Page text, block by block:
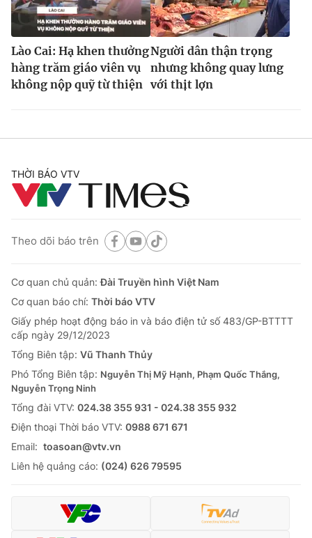
Lào Cai: Hạ khen thưởng
hàng trăm giáo viên vụ
không nộp quỹ từ thiện
Người dân thận trọng
nhưng không quay lưng
với thịt lợn
THỜI BÁO VTV
Theo dõi báo trên
Cơ quan chủ quản:Đài Truyền hình Việt Nam
Cơ quan báo chí: Thời báo VTV
Giấy phép hoạt động báo in và báo điện tử số 483/GP-BTTTT
cấp ngày 29/12/2023
Tổng Biên tập: Vũ Thanh Thủy
Phó Tổng Biên tập: Nguyễn Thị Mỹ Hạnh, Phạm Quốc Thắng,
Nguyễn Trọng Ninh
Tổng đài VTV: 024.38 355 931 - 024.38 355 932
Ðiện thoại Thời báo VTV: 0988 671 671
Email: toasoan@vtv.vn
Liên hệ quảng cáo: (024) 626 79595